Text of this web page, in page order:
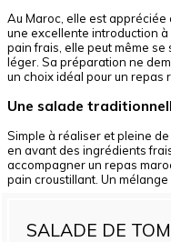
Au Maroc, elle est appréciée
une excellente introduction
pain frais, elle peut même
léger. Sa préparation ne
un choix idéal pour un repas
Une salade
Simple à réaliser et pleine
en avant des ingrédients
accompagner un repas
pain croustillant. Un
SALADE DE